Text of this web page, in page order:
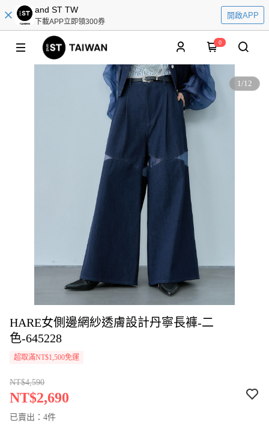
and ST TW
下載APP立即領300券
開啟APP
0
1/12
HARE女側邊網紗透膚設計丹寧長褲-二
色-645228
超取滿NT$1,500免運
NT$4,590
NT$2,690
已賣出：4件